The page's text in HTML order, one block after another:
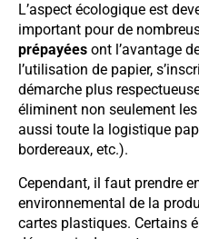
L’aspect écologique est
important pour de
prépayées ont l’avantage
l’utilisation de papier,
démarche plus
éliminent non seulement
aussi toute la logistique
bordereaux, etc.).
Cependant, il faut prendre
environnemental de la
cartes plastiques. Certains